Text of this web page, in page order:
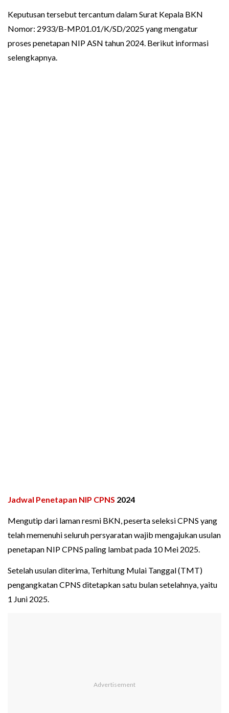
Keputusan tersebut tercantum dalam Surat Kepala BKN
Nomor: 2933/B-MP.01.01/K/SD/2025 yang mengatur
proses penetapan NIP ASN tahun 2024. Berikut informasi
selengkapnya.
Jadwal Penetapan NIP CPNS 2024
Mengutip dari laman resmi BKN, peserta seleksi CPNS yang
telah memenuhi seluruh persyaratan wajib mengajukan usulan
penetapan NIP CPNS paling lambat pada 10 Mei 2025.
Setelah usulan diterima, Terhitung Mulai Tanggal (TMT)
pengangkatan CPNS ditetapkan satu bulan setelahnya, yaitu
1 Juni 2025.